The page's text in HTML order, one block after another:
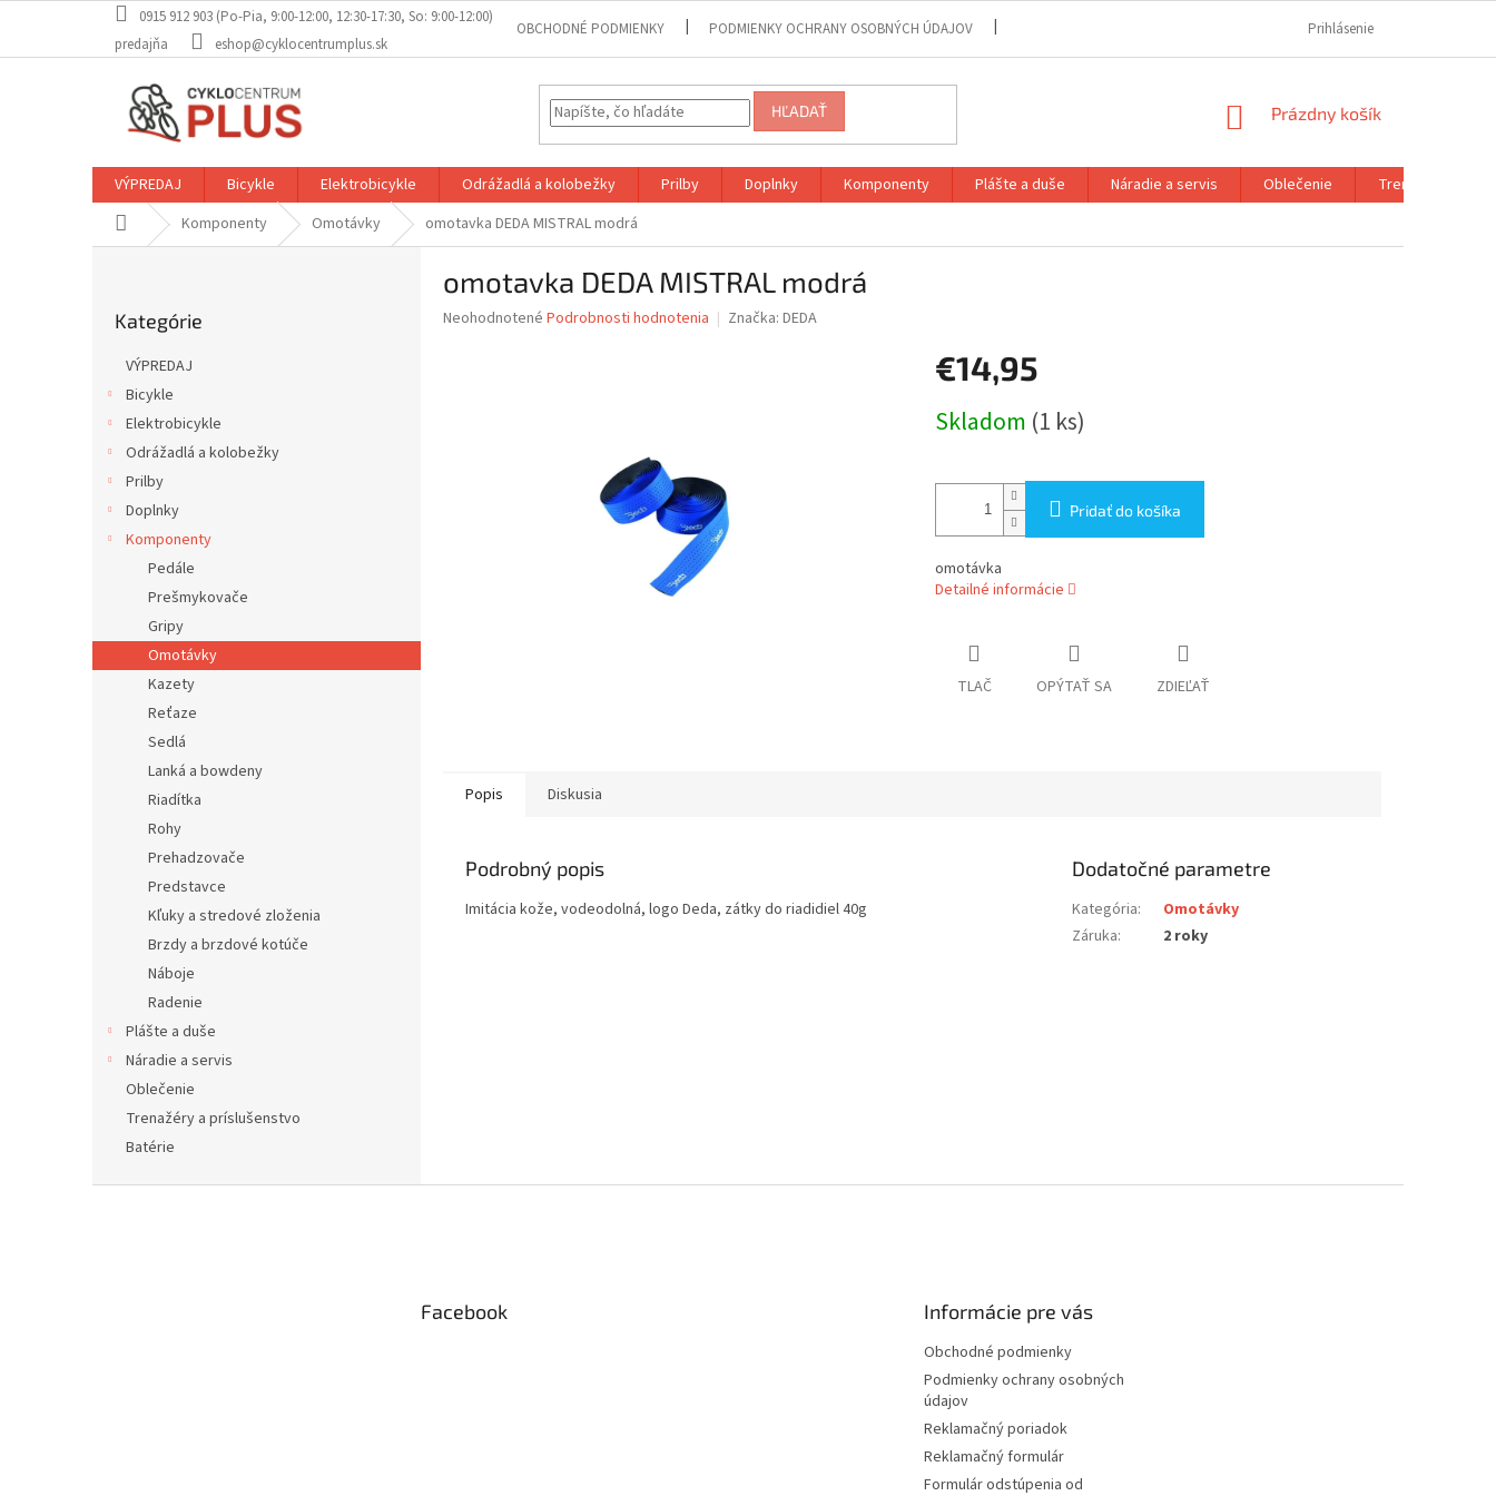
obsah
0915 912 903 (Po-Pia, 9:00-12:00, 12:30-17:30, So: 9:00-12:00)
predajňa
eshop@cyklocentrumplus.sk
OBCHODNÉ PODMIENKY PODMIENKY OCHRANY OSOBNÝCH ÚDAJOV REKLAMAČNÝ FORMULÁR
Prihlásenie
HĽADAŤ
NÁKUPNÝ
Prázdny košík
VÝPREDAJ Bicykle Elektrobicykle Odrážadlá a kolobežky Prilby Doplnky Komponenty Plášte a duše Náradie a servis Oblečenie
Trenažéry a
DomovKomponenty Omotávky omotavka DEDA MISTRAL modrá
kategórie
Kategórie
VÝPREDAJ
Bicykle
Elektrobicykle
Odrážadlá a kolobežky
Prilby
Doplnky
Komponenty
Pedále
Prešmykovače
Gripy
Omotávky
Kazety
Reťaze
Sedlá
Lanká a bowdeny
Riadítka
Rohy
Prehadzovače
Predstavce
Kľuky a stredové zloženia
Brzdy a brzdové kotúče
Náboje
Radenie
Plášte a duše
Náradie a servis
Oblečenie
Trenažéry a príslušenstvo
Batérie
omotavka DEDA MISTRAL modrá
Priemerné
Neohodnotené Podrobnosti hodnotenia Značka: DEDA
€14,95
cena:
Skladom (1 ks)
Pridať do košíka
omotávka
Detailné informácie
TLAČ OPÝTAŤ SA ZDIEĽAŤ
Popis Diskusia
Podrobný popis
Imitácia kože, vodeodolná, logo Deda, zátky do riadidiel 40g
Dodatočné parametre
Kategória:
Omotávky
Záruka: 2 roky
Facebook Informácie pre vás
Obchodné podmienky
Podmienky ochrany osobných
údajov
Reklamačný poriadok
Reklamačný formulár
Formulár odstúpenia od